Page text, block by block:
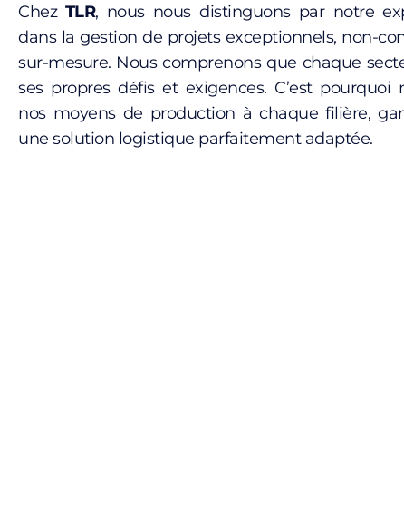
Chez TLR, nous nous distinguons par notre
dans la gestion de projets exceptionnels, non-
sur-mesure. Nous comprenons que chaque
ses propres défis et exigences. C’est pourquoi
nos moyens de production à chaque filière,
une solution logistique parfaitement adaptée.